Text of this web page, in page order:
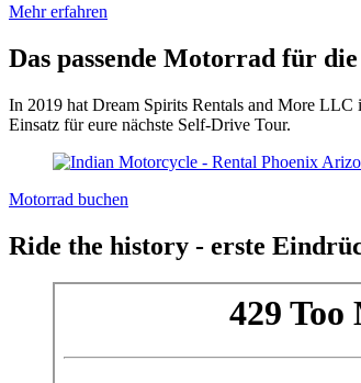
Mehr erfahren
Das passende Motorrad für
In 2019 hat Dream Spirits Rentals and More
Einsatz für eure nächste Self-Drive Tour.
Motorrad buchen
Ride the history - erste